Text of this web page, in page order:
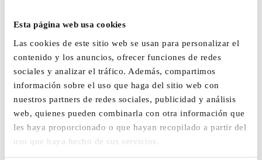
Esta página web usa cookies
Las cookies de este sitio web se usan para personalizar el
contenido y los anuncios, ofrecer funciones de redes
sociales y analizar el tráfico. Además, compartimos
información sobre el uso que haga del sitio web con
nuestros partners de redes sociales, publicidad y análisis
web, quienes pueden combinarla con otra información que
les haya proporcionado o que hayan recopilado a partir del
uso que haya hecho de sus servicios.